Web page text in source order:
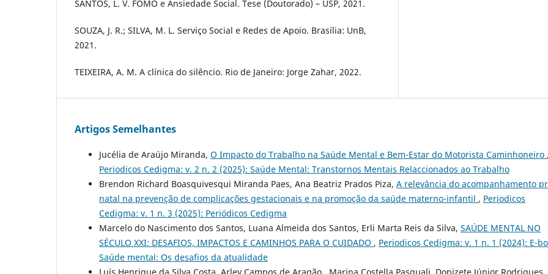
SANTOS, L. V. FOMO e Ansiedade Social. Tese (Doutorado) – USP, 2021.
SOUZA, J. R.; SILVA, M. L. Serviço Social e Redes de Apoio. Brasília: UnB,
2021.
TEIXEIRA, A. M. A clínica do silêncio. Rio de Janeiro: Jorge Zahar, 2022.
Artigos Semelhantes
Jucélia de Araújo Miranda, O Impacto do Trabalho na Saúde Mental e Bem-Estar do Motorista Caminhoneiro ,
Periodicos Cedigma: v. 2 n. 2 (2025): Saúde Mental: Transtornos Mentais Relaccionados ao Trabalho
Brendon Richard Boasquivesqui Miranda Paes, Ana Beatriz Prados Piza, A relevância do acompanhamento
natal na prevenção de complicações gestacionais e na promoção da saúde materno-infantil , Periodicos
Cedigma: v. 1 n. 3 (2025): Periódicos Cedigma
Marcelo do Nascimento dos Santos, Luana Almeida dos Santos, Erli Marta Reis da Silva, SAÚDE MENTAL NO
SÉCULO XXI: DESAFIOS, IMPACTOS E CAMINHOS PARA O CUIDADO , Periodicos Cedigma: v. 1 n. 1 (2024): E-
Saúde mental: Os desafios da atualidade